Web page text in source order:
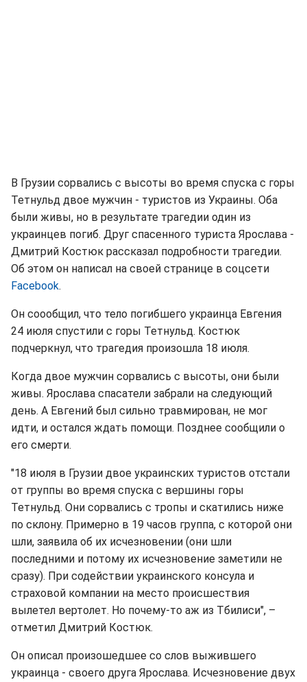
В Грузии сорвались с высоты во время спуска с горы
Тетнульд двое мужчин - туристов из Украины. Оба
были живы, но в результате трагедии один из
украинцев погиб. Друг спасенного туриста Ярослава -
Дмитрий Костюк рассказал подробности трагедии.
Об этом он написал на своей странице в соцсети
Facebook.
Он соообщил, что тело погибшего украинца Евгения
24 июля спустили с горы Тетнульд. Костюк
подчеркнул, что трагедия произошла 18 июля.
Когда двое мужчин сорвались с высоты, они были
живы. Ярослава спасатели забрали на следующий
день. А Евгений был сильно травмирован, не мог
идти, и остался ждать помощи. Позднее сообщили о
его смерти.
"18 июля в Грузии двое украинских туристов отстали
от группы во время спуска с вершины горы
Тетнульд. Они сорвались с тропы и скатились ниже
по склону. Примерно в 19 часов группа, с которой они
шли, заявила об их исчезновении (они шли
последними и потому их исчезновение заметили не
сразу). При содействии украинского консула и
страховой компании на место происшествия
вылетел вертолет. Но почему-то аж из Тбилиси", –
отметил Дмитрий Костюк.
Он описал произошедшее со слов выжившего
украинца - своего друга Ярослава. Исчезновение двух